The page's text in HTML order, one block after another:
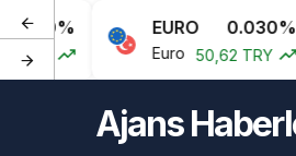
EURO 0.030%
Euro 50,62 TRY
Ajans